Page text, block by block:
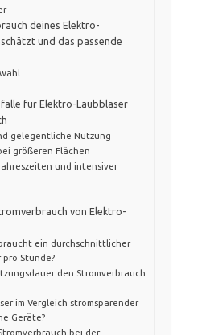
deines Elektro-
und das passende
für Elektro-Laubbläser
gelegentliche Nutzung
größeren Flächen
und intensiver
von Elektro-
ein durchschnittlicher
Stunde?
den Stromverbrauch
im Vergleich stromsparender
Geräte?
bei der